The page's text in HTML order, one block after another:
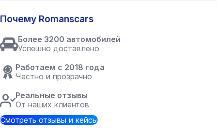
Почему Romanscars
Более 3200 автомобилей
Успешно доставлено
Работаем с 2018 года
Честно и прозрачно
Реальные отзывы
От наших клиентов
Смотреть отзывы и кейсы